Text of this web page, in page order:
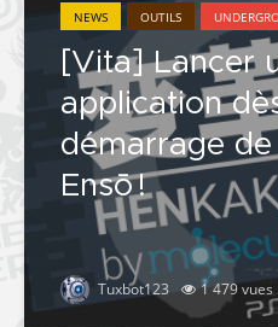
NEWS OUTILS
[Vita] Lancer
application
démarrage de
Ensō !
Tuxbot123 1 479 vues